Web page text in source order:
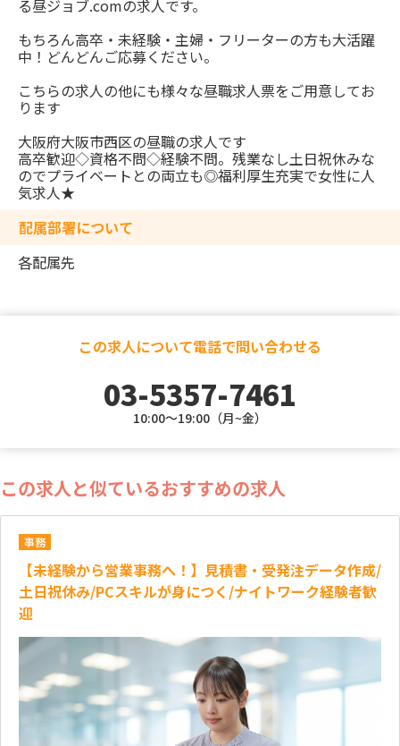
る昼ジョブ.comの求人です。
もちろん高卒・未経験・主婦・フリーターの方も大活躍
中！どんどんご応募ください。
こちらの求人の他にも様々な昼職求人票をご用意してお
ります
大阪府大阪市西区の昼職の求人です
高卒歓迎◇資格不問◇経験不問。残業なし土日祝休みな
のでプライベートとの両立も◎福利厚生充実で女性に人
気求人★
配属部署について
各配属先
この求人について電話で問い合わせる
03-5357-7461
10:00～19:00（月~金）
この求人と似ているおすすめの求人
事務
【未経験から営業事務へ！】見積書・受発注データ作成/
土日祝休み/PCスキルが身につく/ナイトワーク経験者歓
迎